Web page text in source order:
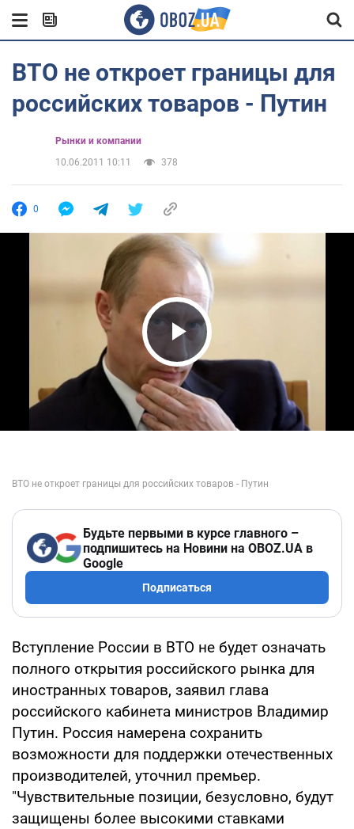
ВТО не откроет границы для
российских товаров - Путин
Рынки и компании
10.06.2011 10:11
378
0
Play Video
Будьте первыми в курсе главного –
подпишитесь на Новини на OBOZ.UA в
Google
Подписаться
Вступление России в ВТО не будет означать
полного открытия российского рынка для
иностранных товаров, заявил глава
российского кабинета министров Владимир
Путин. Россия намерена сохранить
возможности для поддержки отечественных
производителей, уточнил премьер.
"Чувствительные позиции, безусловно, будут
защищены более высокими ставками